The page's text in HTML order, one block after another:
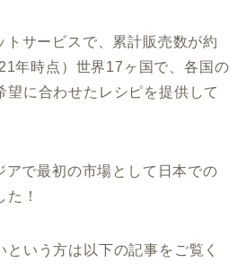
サービスで、累計販売数が約
年時点）世界17ヶ国で、各国の
望に合わせたレシピを提供して
で最初の市場として日本での
！
という方は以下の記事をご覧く